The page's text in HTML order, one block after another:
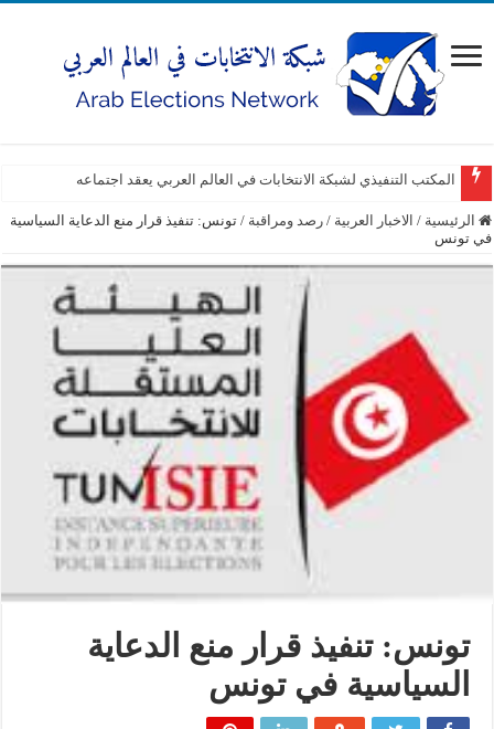
المكتب التنفيذي لشبكة الانتخابات في العالم العربي يعقد اجتماعه
الرئيسية / الاخبار العربية / رصد ومراقبة / تونس: تنفيذ قرار منع الدعاية السياسية
في تونس
تونس: تنفيذ قرار منع الدعاية
السياسية في تونس